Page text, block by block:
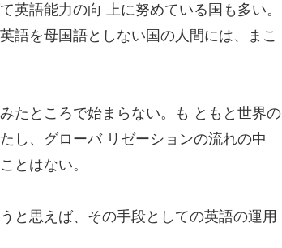
英語能力の向 上に努めている国も多い。
語を母国語としない国の人間には、まこ
たところで始まらない。も ともと世界の
し、グローバ リゼーションの流れの中
とはない。
と思えば、その手段としての英語の運用